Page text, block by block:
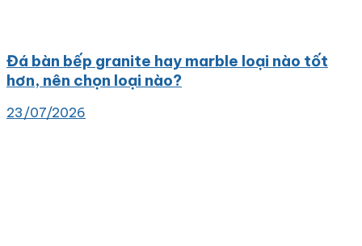
Đá bàn bếp granite hay marble loại nào tốt
hơn, nên chọn loại nào?
23/07/2026